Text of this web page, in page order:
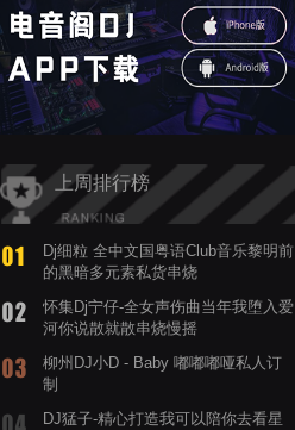
上周排行榜
Dj细粒 全中文国粤语Club音乐黎明前
的黑暗多元素私货串烧
怀集Dj宁仔-全女声伤曲当年我堕入爱
河你说散就散串烧慢摇
柳州DJ小D - Baby 嘟嘟嘟哑私人订
制
DJ猛子-精心打造我可以陪你去看星